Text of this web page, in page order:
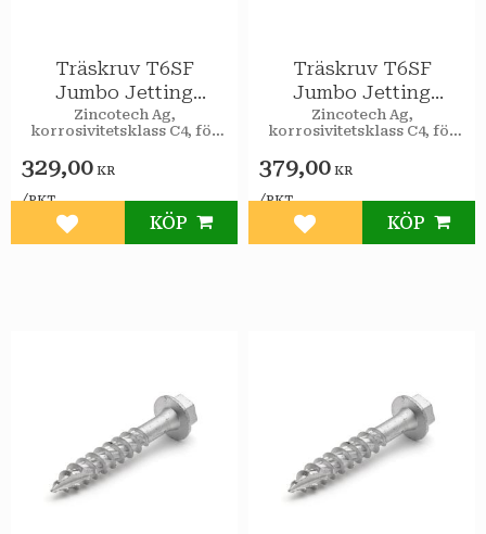
Träskruv T6SF
Jumbo Jetting
10x160 utv 25st/pkt
Zincotech Ag,
korrosivitetsklass C4, för
329,00 KR
/PKT
Lägg till i favoriter
KÖP
Träskruv T6SF
Jumbo Jetting
10x180 utv 25st/pkt
Zincotech Ag,
korrosivitetsklass C4, för
379,00 KR
/PKT
Lägg till i favoriter
KÖP